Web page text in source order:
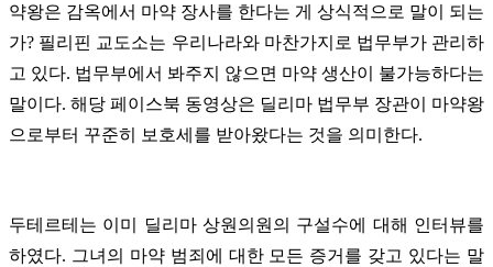
약왕은 감옥에서 마약 장사를 한다는 게 상식적으로 말이 되는
가? 필리핀 교도소는 우리나라와 마찬가지로 법무부가 관리하
고 있다. 법무부에서 봐주지 않으면 마약 생산이 불가능하다는
말이다. 해당 페이스북 동영상은 딜리마 법무부 장관이 마약왕
으로부터 꾸준히 보호세를 받아왔다는 것을 의미한다.
두테르테는 이미 딜리마 상원의원의 구설수에 대해 인터뷰를
하였다. 그녀의 마약 범죄에 대한 모든 증거를 갖고 있다는 말